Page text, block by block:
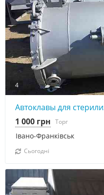
4
Автоклавы для
Івано-Франківськ
1 000 грн Торг
Сьогодні